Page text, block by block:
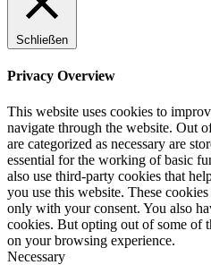
Schließen
Privacy Overview
This website uses cookies to
navigate through the website. Out
are categorized as necessary are
essential for the working of basic
also use third-party cookies that
you use this website. These
only with your consent. You also
cookies. But opting out of some of
on your browsing experience.
Necessary